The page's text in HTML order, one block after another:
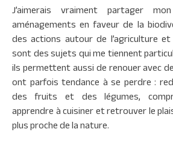
J’aimerais vraiment partager
aménagements en faveur de la
des actions autour de l’agriculture et
sont des sujets qui me tiennent
ils permettent aussi de renouer avec
ont parfois tendance à se perdre :
des fruits et des légumes,
apprendre à cuisiner et retrouver le
plus proche de la nature.